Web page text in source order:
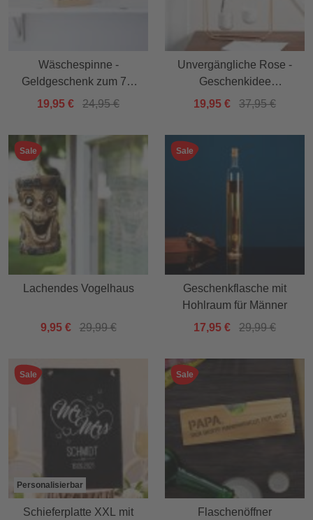
Wäschespinne -
Geldgeschenk zum 70.
Geburtstag
19,95 € 24,95 €
Unvergängliche Rose -
Geschenkidee
Valentinstag
19,95 € 37,95 €
Sale
Lachendes Vogelhaus
9,95 € 29,99 €
Sale
Geschenkflasche mit
Hohlraum für Männer
17,95 €
29,99 €
Sale
Personalisierbar
Schieferplatte XXL mit
Sale
Flaschenöffner